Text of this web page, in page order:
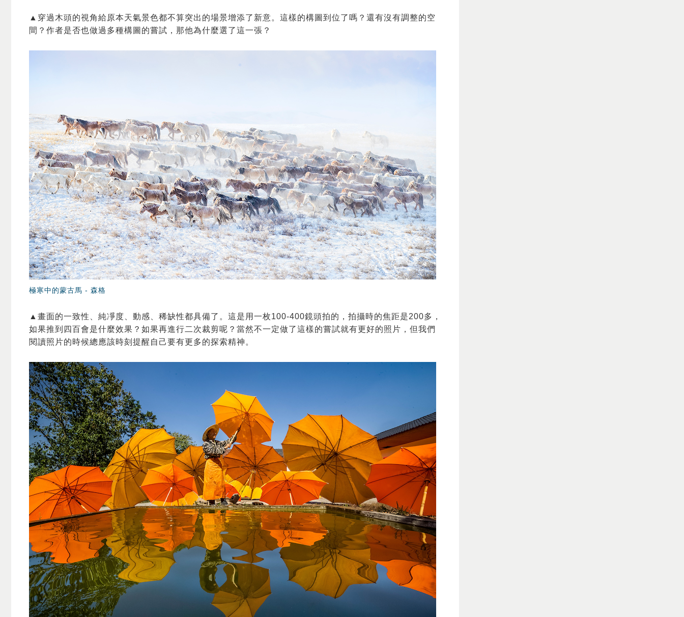
▲穿過木頭的視角給原本天氣景色都不算突出的場景增添了新意。這樣的構圖到位了嗎？還有沒有調整的空
間？作者是否也做過多種構圖的嘗試，那他為什麼選了這一張？
極寒中的蒙古馬 - 森格
▲畫面的一致性、純凈度、動感、稀缺性都具備了。這是用一枚100-400鏡頭拍的，拍攝時的焦距是200多，
如果推到四百會是什麼效果？如果再進行二次裁剪呢？當然不一定做了這樣的嘗試就有更好的照片，但我們
閱讀照片的時候總應該時刻提醒自己要有更多的探索精神。